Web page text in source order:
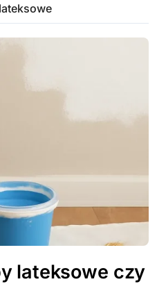
lateksowe
lateksowe czy